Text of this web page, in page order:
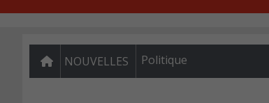
NOUVELLES Politique